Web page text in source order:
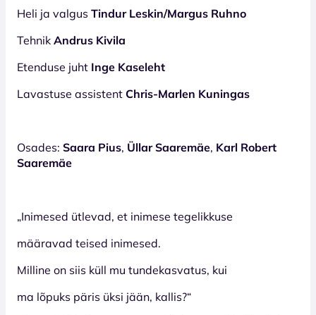
Heli ja valgus Tindur Leskin/Margus Ruhno
Tehnik Andrus Kivila
Etenduse juht Inge Kaseleht
Lavastuse assistent Chris-Marlen Kuningas
Osades: Saara Pius, Üllar Saaremäe, Karl Robert
Saaremäe
„Inimesed ütlevad, et inimese tegelikkuse
määravad teised inimesed.
Milline on siis küll mu tundekasvatus, kui
ma lõpuks päris üksi jään, kallis?“